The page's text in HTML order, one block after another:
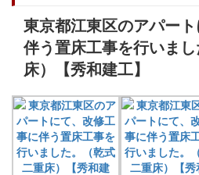
東京都江東区のアパー
伴う置床工事を行いま
床）【秀和建工】